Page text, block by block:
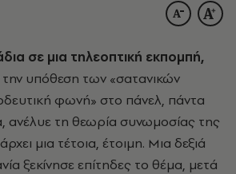
σε μια τηλεοπτική εκπομπή,
υπόθεση των «σατανικών
φωνή» στο πάνελ, πάντα
ανέλυε τη θεωρία συνωμοσίας της
μια τέτοια, έτοιμη. Mια δεξιά
ξεκίνησε επίτηδες το θέμα, μετά